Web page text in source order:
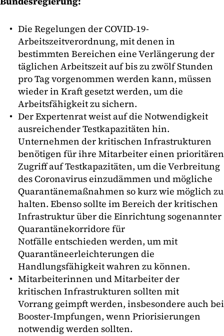
Die Regelungen der COVID-19-
Arbeitszeitverordnung, mit denen in
bestimmten Bereichen eine Verlängerung der
täglichen Arbeitszeit auf bis zu zwölf Stunden
pro Tag vorgenommen werden kann, müssen
wieder in Kraft gesetzt werden, um die
Arbeitsfähigkeit zu sichern.
Der Expertenrat weist auf die Notwendigkeit
ausreichender Testkapazitäten hin.
Unternehmen der kritischen Infrastrukturen
benötigen für ihre Mitarbeiter einen prioritären
Zugriff auf Testkapazitäten, um die Verbreitung
des Coronavirus einzudämmen und mögliche
Quarantänemaßnahmen so kurz wie möglich zu
halten. Ebenso sollte im Bereich der kritischen
Infrastruktur über die Einrichtung sogenannter
Quarantänekorridore für
Notfälle entschieden werden, um mit
Quarantäneerleichterungen die
Handlungsfähigkeit wahren zu können.
Mitarbeiterinnen und Mitarbeiter der
kritischen Infrastrukturen sollten mit
Vorrang geimpft werden, insbesondere auch bei
Booster-Impfungen, wenn Priorisierungen
notwendig werden sollten.